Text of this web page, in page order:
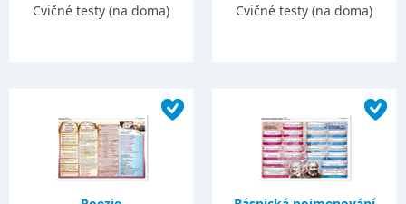
Cvičné testy (na doma)
Cvičné testy (na doma)